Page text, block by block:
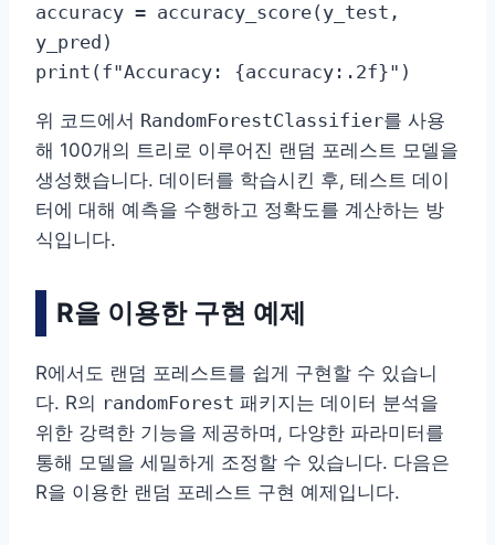
accuracy = accuracy_score(y_test,
y_pred)
print(f"Accuracy: {accuracy:.2f}")
위 코드에서 RandomForestClassifier를 사용
해 100개의 트리로 이루어진 랜덤 포레스트 모델을
생성했습니다. 데이터를 학습시킨 후, 테스트 데이
터에 대해 예측을 수행하고 정확도를 계산하는 방
식입니다.
R을 이용한 구현 예제
R에서도 랜덤 포레스트를 쉽게 구현할 수 있습니
다. R의 randomForest 패키지는 데이터 분석을
위한 강력한 기능을 제공하며, 다양한 파라미터를
통해 모델을 세밀하게 조정할 수 있습니다. 다음은
R을 이용한 랜덤 포레스트 구현 예제입니다.